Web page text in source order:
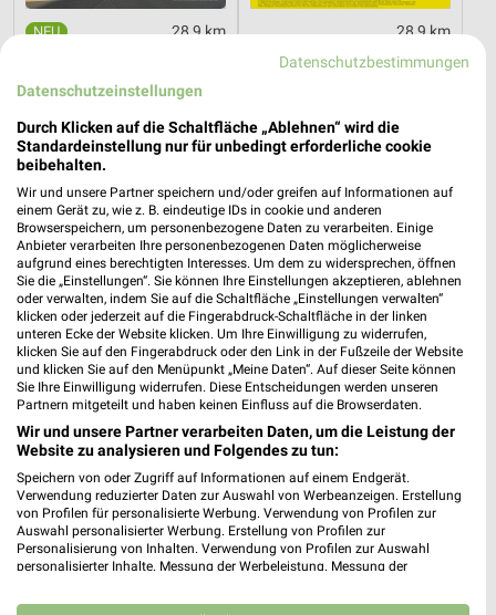
28,9 km 28,9 km
Gartenmöbel-Abverkauf
XXXLutz
28,9 km
Wohnideen so individuell wie du!
Gültig bis Fr. 14.08.
XXXLutz
Musterring
Gültig bis Fr. 14.08.
XXXLutz XXXLutz
Datenschutzbestimmungen
Datenschutzeinstellungen
Durch Klicken auf die Schaltfläche „Ablehnen“ wird die
Standardeinstellung nur für unbedingt erforderliche cookie
beibehalten.
Wir und unsere Partner speichern und/oder greifen auf Informationen auf
einem Gerät zu, wie z. B. eindeutige IDs in cookie und anderen
Browserspeichern, um personenbezogene Daten zu verarbeiten. Einige
Anbieter verarbeiten Ihre personenbezogenen Daten möglicherweise
aufgrund eines berechtigten Interesses. Um dem zu widersprechen, öffnen
Sie die „Einstellungen“. Sie können Ihre Einstellungen akzeptieren, ablehnen
oder verwalten, indem Sie auf die Schaltfläche „Einstellungen verwalten“
klicken oder jederzeit auf die Fingerabdruck-Schaltfläche in der linken
unteren Ecke der Website klicken. Um Ihre Einwilligung zu widerrufen,
klicken Sie auf den Fingerabdruck oder den Link in der Fußzeile der Website
und klicken Sie auf den Menüpunkt „Meine Daten“. Auf dieser Seite können
Sie Ihre Einwilligung widerrufen. Diese Entscheidungen werden unseren
Partnern mitgeteilt und haben keinen Einfluss auf die Browserdaten.
Wir und unsere Partner verarbeiten Daten, um die Leistung der
Website zu analysieren und Folgendes zu tun:
Speichern von oder Zugriff auf Informationen auf einem Endgerät.
Verwendung reduzierter Daten zur Auswahl von Werbeanzeigen. Erstellung
von Profilen für personalisierte Werbung. Verwendung von Profilen zur
Auswahl personalisierter Werbung. Erstellung von Profilen zur
Personalisierung von Inhalten. Verwendung von Profilen zur Auswahl
personalisierter Inhalte. Messung der Werbeleistung. Messung der
Kombinationen von Daten aus verschiedenen Quellen. Entwicklung und